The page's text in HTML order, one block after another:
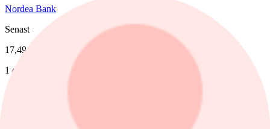
Nordea Bank
Senast
17,49
1 dag %
−0,11%